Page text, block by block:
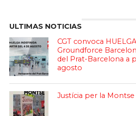
ULTIMAS NOTICIAS
CGT convoca
Groundforce
del Prat-Barcelona a
agosto
Justícia per la Montse